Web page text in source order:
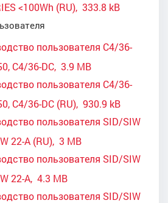
<100Wh (RU), 333.8 kB
пользователя C4/36-
C4/36-DC, 3.9 MB
пользователя C4/36-
C4/36-DC (RU), 930.9 kB
пользователя SID/SIW
22-A (RU), 3 MB
пользователя SID/SIW
22-A, 4.3 MB
пользователя SID/SIW